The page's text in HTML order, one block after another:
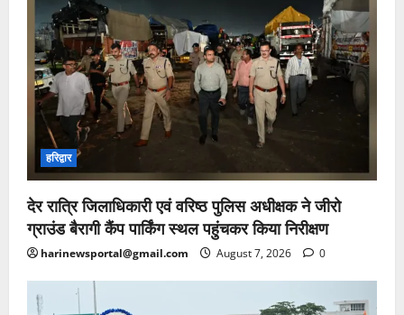
हरिद्वार
देर रात्रि जिलाधिकारी एवं वरिष्ठ पुलिस अधीक्षक ने जीरो
ग्राउंड बैरागी कैंप पार्किंग स्थल पहुंचकर किया निरीक्षण
harinewsportal@gmail.com August 7, 2026 0